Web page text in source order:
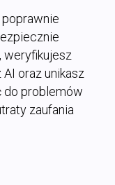
weryfikujesz
oraz unikasz
do problemów
zaufania